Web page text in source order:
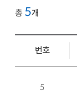
총 5개
번호
5